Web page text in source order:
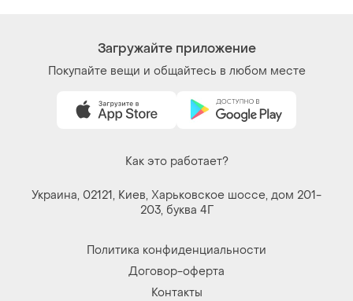
Загружайте приложение
Покупайте вещи и общайтесь в любом месте
Как это работает?
Украина, 02121, Киев, Харьковское шоссе, дом 201-
203, буква 4Г
Политика конфиденциальности
Договор-оферта
Контакты